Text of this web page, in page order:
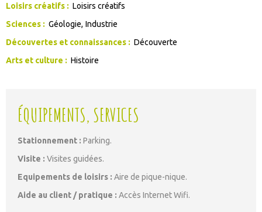
Loisirs créatifs : Loisirs créatifs
Sciences : Géologie Industrie
Découvertes et connaissances : Découverte
Arts et culture : Histoire
ÉQUIPEMENTS, SERVICES
Stationnement : Parking
Visite : Visites guidées
Equipements de loisirs : Aire de pique-nique
Aide au client / pratique : Accès Internet Wifi